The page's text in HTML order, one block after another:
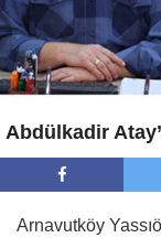
Abdülkadir
Arnavutköy